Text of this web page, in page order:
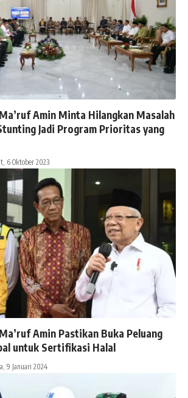
Amin Minta Hilangkan Masalah
Jadi Program Prioritas yang
6 Oktober 2023
Amin Pastikan Buka Peluang
untuk Sertifikasi Halal
9 Januari 2024